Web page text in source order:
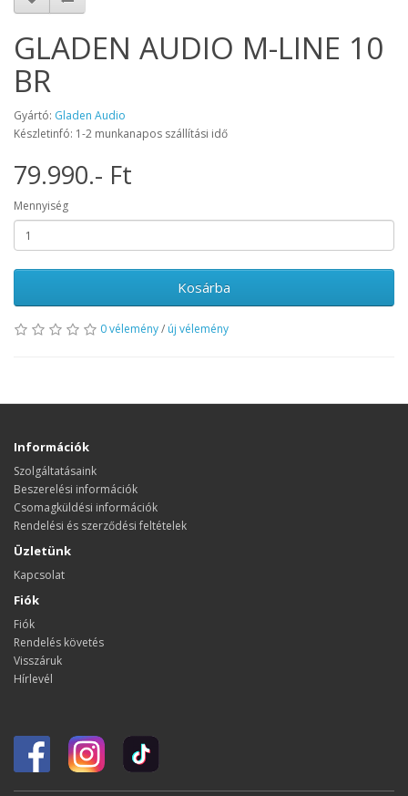
GLADEN AUDIO M-LINE 10
BR
Gyártó: Gladen Audio
Készletinfó: 1-2 munkanapos szállítási idő
79.990.- Ft
Mennyiség
Kosárba
0 vélemény/ új vélemény
Információk
Szolgáltatásaink
Beszerelési információk
Csomagküldési információk
Rendelési és szerződési feltételek
Üzletünk
Kapcsolat
Fiók
Fiók
Rendelés követés
Visszáruk
Hírlevél